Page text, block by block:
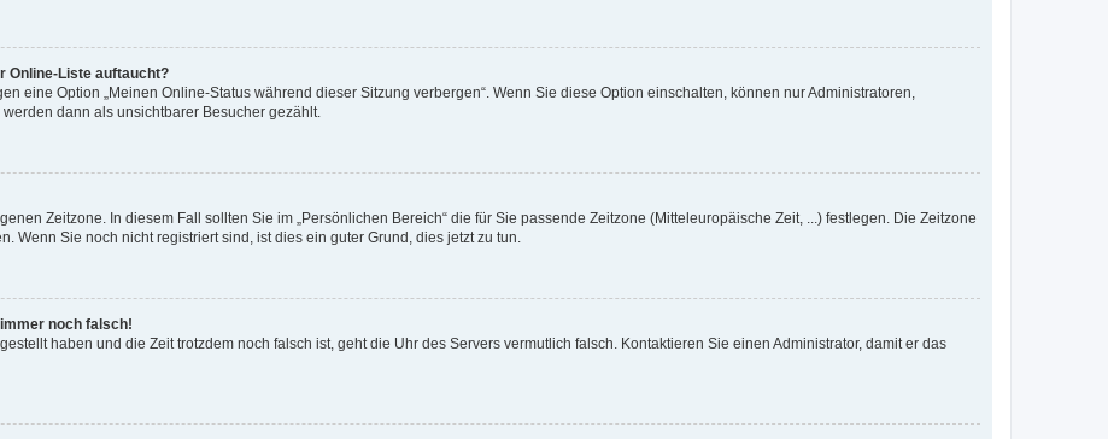
Online-Liste auftaucht?
eine Option „Meinen Online-Status während dieser Sitzung verbergen“. Wenn Sie diese Option einschalten, können nur Administratoren,
dann als unsichtbarer Besucher gezählt.
Zeitzone. In diesem Fall sollten Sie im „Persönlichen Bereich“ die für Sie passende Zeitzone (Mitteleuropäische Zeit, ...) festlegen. Die Zeitzone
Wenn Sie noch nicht registriert sind, ist dies ein guter Grund, dies jetzt zu tun.
noch falsch!
haben und die Zeit trotzdem noch falsch ist, geht die Uhr des Servers vermutlich falsch. Kontaktieren Sie einen Administrator, damit er das